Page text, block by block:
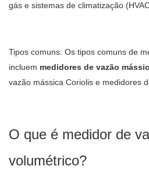
gás e sistemas de climatização
Tipos comuns: Os tipos comuns de
incluem medidores de vazão
vazão mássica Coriolis e medidores
O que é medidor de
volumétrico?